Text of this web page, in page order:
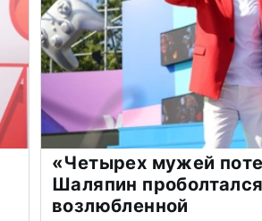
«Четырех мужей
Шаляпин
возлюбленной